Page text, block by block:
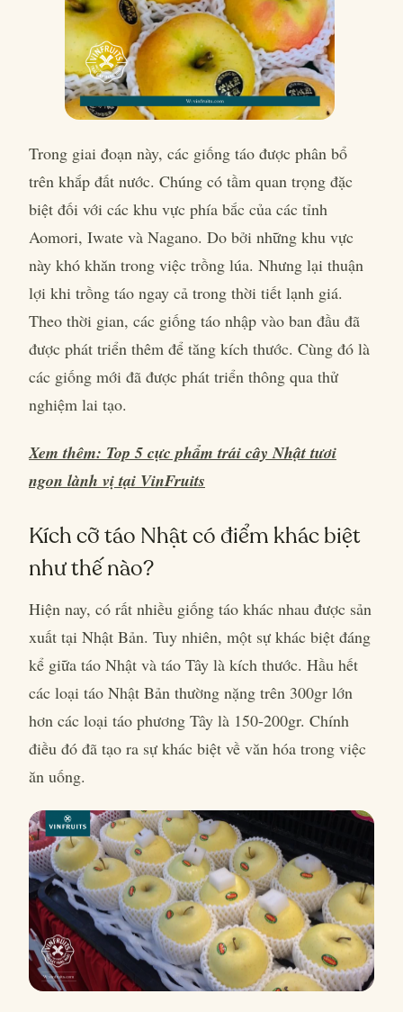
Trong giai đoạn này, các giống táo được phân bổ
trên khắp đất nước. Chúng có tầm quan trọng đặc
biệt đối với các khu vực phía bắc của các tỉnh
Aomori, Iwate và Nagano. Do bởi những khu vực
này khó khăn trong việc trồng lúa. Nhưng lại thuận
lợi khi trồng táo ngay cả trong thời tiết lạnh giá.
Theo thời gian, các giống táo nhập vào ban đầu đã
được phát triển thêm để tăng kích thước. Cùng đó là
các giống mới đã được phát triển thông qua thử
nghiệm lai tạo.
Xem thêm: Top 5 cực phẩm trái cây Nhật tươi
ngon lành vị tại VinFruits
Kích cỡ táo Nhật có điểm khác biệt
như thế nào?
Hiện nay, có rất nhiều giống táo khác nhau được sản
xuất tại Nhật Bản. Tuy nhiên, một sự khác biệt đáng
kể giữa táo Nhật và táo Tây là kích thước. Hầu hết
các loại táo Nhật Bản thường nặng trên 300gr lớn
hơn các loại táo phương Tây là 150-200gr. Chính
điều đó đã tạo ra sự khác biệt về văn hóa trong việc
ăn uống.